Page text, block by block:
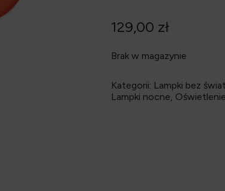
129,00 zł
Brak w magazynie
Kategorii: Lampki bez
Lampki nocne,